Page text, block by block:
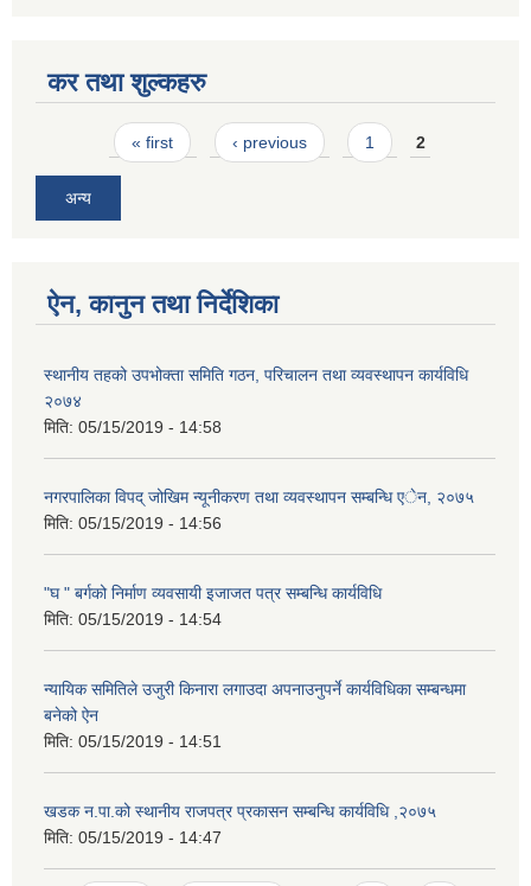
कर तथा शुल्कहरु
Pages« first ‹ previous 1 2
अन्य
ऐन, कानुन तथा निर्देशिका
स्थानीय तहको उपभोक्ता समिति गठन, परिचालन तथा व्यवस्थापन कार्यविधि
२०७४
मिति: 05/15/2019 - 14:58
नगरपालिका विपद् जोखिम न्यूनीकरण तथा व्यवस्थापन सम्बन्धि एेन, २०७५
मिति: 05/15/2019 - 14:56
"घ " बर्गको निर्माण व्यवसायी इजाजत पत्र सम्बन्धि कार्यविधि
मिति: 05/15/2019 - 14:54
न्यायिक समितिले उजुरी किनारा लगाउदा अपनाउनुपर्ने कार्यविधिका सम्बन्धमा
बनेको ऐन
मिति: 05/15/2019 - 14:51
खडक न.पा.को स्थानीय राजपत्र प्रकासन सम्बन्धि कार्यविधि ,२०७५
मिति: 05/15/2019 - 14:47